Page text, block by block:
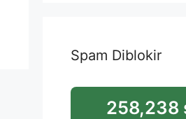
Spam Diblokir
258,238